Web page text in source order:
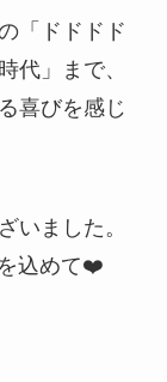
「ドドドド
代」まで、
喜びを感じ
いました。
込めて❤️